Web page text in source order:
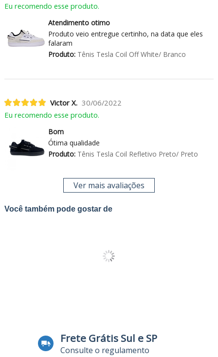
Eu recomendo esse produto.
Atendimento otimo
Produto veio entregue certinho, na data que eles
falaram
Produto:Tênis Tesla Coil Off White/ Branco
Victor X. 30/06/2022
Eu recomendo esse produto.
Bom
Ótima qualidade
Produto:Tênis Tesla Coil Refletivo Preto/ Preto
Ver mais avaliações
Você também pode gostar de
Frete Grátis Sul e SP
Consulte o regulamento